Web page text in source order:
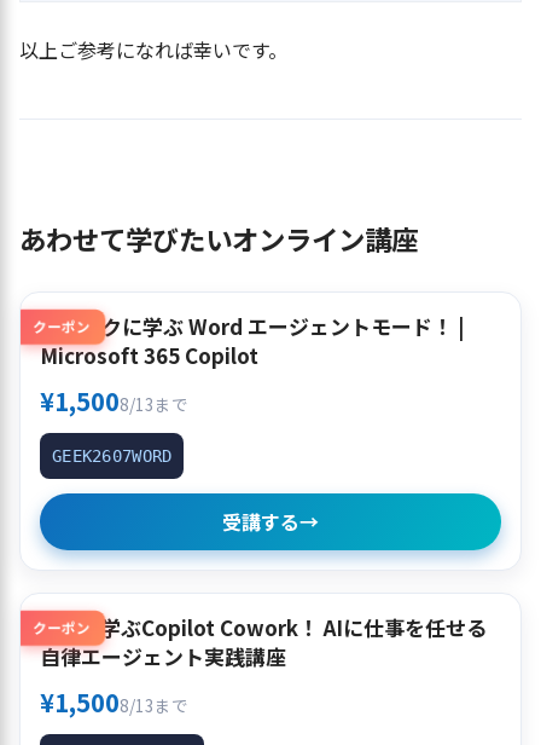
以上ご参考になれば幸いです。
あわせて学びたいオンライン講座
クーポン
クイックに学ぶ Word エージェントモード！ |
Microsoft 365 Copilot
¥1,5008/13まで
GEEK2607WORD
受講する→
クーポン
使って学ぶCopilot Cowork！ AIに仕事を任せる
自律エージェント実践講座
¥1,5008/13まで